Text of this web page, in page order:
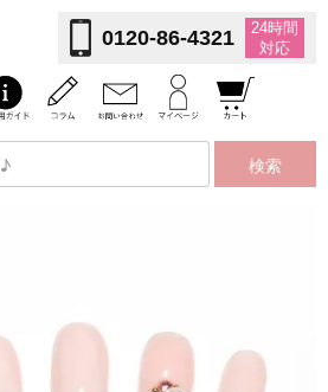
0120-86-4321
24時間
対応
検索